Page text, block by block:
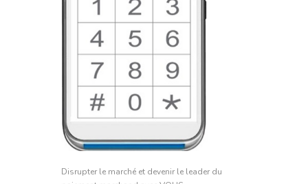
Disrupter le marché et devenir le leader du